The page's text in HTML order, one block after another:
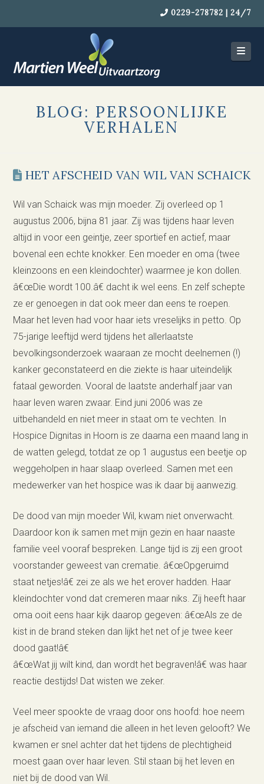
0229-278782 | 24/7
BLOG: PERSOONLIJKE
VERHALEN
HET AFSCHEID VAN WIL VAN SCHAICK
Wil van Schaick was mijn moeder. Zij overleed op 1
augustus 2006, bijna 81 jaar. Zij was tijdens haar leven
altijd in voor een geintje, zeer sportief en actief, maar
bovenal een echte knokker. Een moeder en oma (twee
kleinzoons en een kleindochter) waarmee je kon dollen.
â€œDie wordt 100.â€ dacht ik wel eens. En zelf schepte
ze er genoegen in dat ook meer dan eens te roepen.
Maar het leven had voor haar iets vreselijks in petto. Op
75-jarige leeftijd werd tijdens het allerlaatste
bevolkingsonderzoek waaraan ze mocht deelnemen (!)
kanker geconstateerd en die ziekte is haar uiteindelijk
fataal geworden. Vooral de laatste anderhalf jaar van
haar leven waren zwaar. Eind juni 2006 was ze
uitbehandeld en niet meer in staat om te vechten. In
Hospice Dignitas in Hoorn is ze daarna een maand lang in
de watten gelegd, totdat ze op 1 augustus een beetje op
weggeholpen in haar slaap overleed. Samen met een
medewerker van het hospice was ik daar bij aanwezig.
De dood van mijn moeder Wil, kwam niet onverwacht.
Daardoor kon ik samen met mijn gezin en haar naaste
familie veel vooraf bespreken. Lange tijd is zij een groot
voorstander geweest van crematie. â€œOpgeruimd
staat netjes!â€ zei ze als we het erover hadden. Haar
kleindochter vond dat cremeren maar niks. Zij heeft haar
oma ooit eens haar kijk daarop gegeven: â€œAls ze de
kist in de brand steken dan lijkt het net of je twee keer
dood gaat!â€
â€œWat jij wilt kind, dan wordt het begraven!â€ was haar
reactie destijds! Dat wisten we zeker.
Veel meer spookte de vraag door ons hoofd: hoe neem
je afscheid van iemand die alleen in het leven gelooft? We
kwamen er snel achter dat het tijdens de plechtigheid
moest gaan over haar leven. Stil staan bij het leven en
niet bij de dood van Wil.